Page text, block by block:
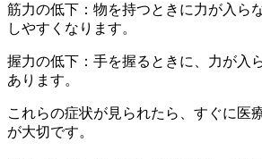
筋力の低下：物を持つときに力が入ら
しやすくなります。
握力の低下：手を握るときに、力が入
あります。
これらの症状が見られたら、すぐに医
が大切です。